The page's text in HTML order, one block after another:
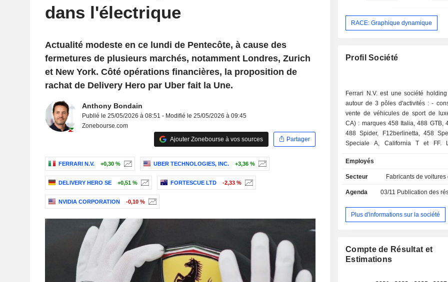
dans l'électrique
Actualité modeste en ce lundi de Pentecôte, à cause des
fermetures de plusieurs marchés, notamment Londres, Zurich
et New York. Côté opérations financières, la proposition de
rachat de Delivery Hero par Uber fait la Une.
Anthony Bondain
Publié le 25/05/2026 à 08:51 - Modifié le 25/05/2026 à 09:45
Zonebourse.com
Ajouter Zonebourse à vos sources
Partager
FERRARI N.V. +0,30 % UBER TECHNOLOGIES, INC. +3,36 %
DELIVERY HERO SE +0,51 % FORTESCUE LTD -2,33 %
NVIDIA CORPORATION -0,10 %
RACE: Graphique dynamique
Profil Société
Ferrari N.V. est une société
autour de 3 pôles d'activités : - construction et
vente de véhicules de sport de
CA) : marques 458 Italia, 488 GTB,
488 Spider, F12berlinetta, 458
Speciale A, California T et FF.
activité de sponsoring (11,5%) ; - autres (4,5%)
La répartition géographique du
Allemagne (8,1%), Europe-
(3,8%), Chine-Hong Kong-Taïwan
Pacifique et Australie (12,3%).
Employés
Secteur Fabricants de voitures
Agenda 03/11 Publication des résultats
Plus d'informations sur la société
Compte de Résultat et
Estimations